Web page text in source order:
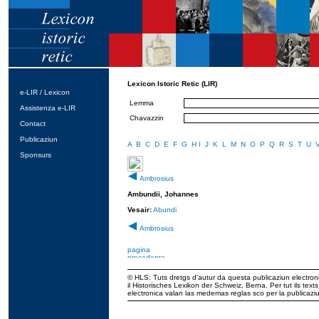
e-LIR / Lexicon
Assistenza e-LIR
Contact
Publicaziun
Sponsurs
Lexicon Istoric Retic (LIR)
Lemma
Chavazzin
A B C D E F G H I J K L M N O P Q R S T U
Ambrosius
Ambundii, Johannes
Vesair: Abundi
Ambrosius
© HLS: Tuts dretgs d’autur da questa publicaziun
il Historisches Lexikon der Schweiz, Berna. Per tut ils
electronica valan las medemas reglas sco per la